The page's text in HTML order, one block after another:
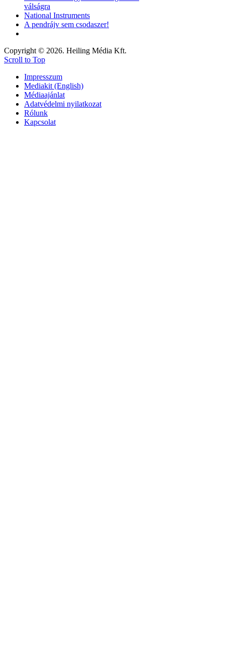
válságra
National Instruments
A pendrájv sem csodaszer!
Copyright © 2026. Heiling Média Kft.
Scroll to Top
Impresszum
Mediakit (English)
Médiaajánlat
Adatvédelmi nyilatkozat
Rólunk
Kapcsolat